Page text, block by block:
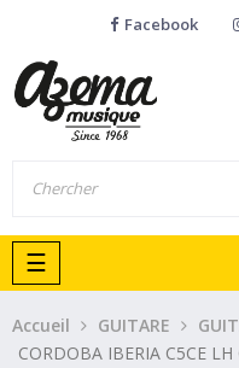
Facebook
Basculer
la
navigation
☰
Accueil GUITARE
CORDOBA IBERIA C5CE